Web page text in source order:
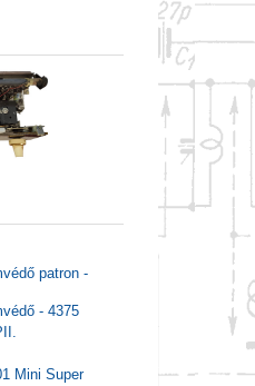
patron -
- 4375
Mini Super